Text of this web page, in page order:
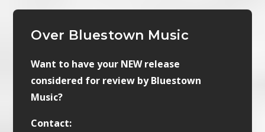
Over Bluestown Music
Want to have your NEW release
considered for review by Bluestown
Music?
Contact: